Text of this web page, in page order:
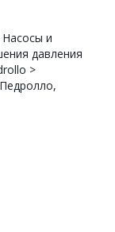
Насосы и
давления
>